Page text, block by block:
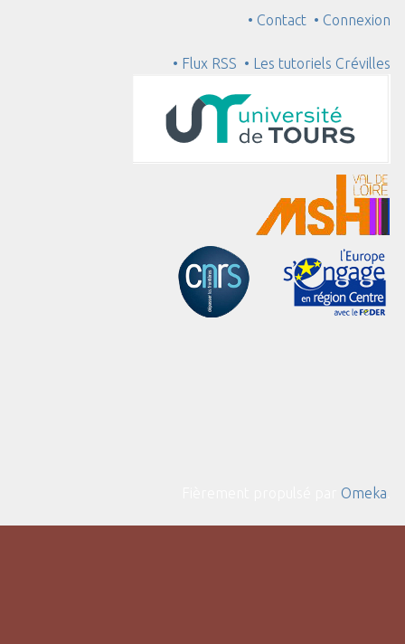
• Contact • Connexion
• Flux RSS • Les tutoriels Crévilles
Omeka